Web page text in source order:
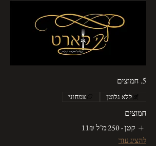
5. חמוצים
ללא גלוטן צמחוני
חמוצים
קטן - 250 מ"ל
‏11 ‏₪
להציג עוד